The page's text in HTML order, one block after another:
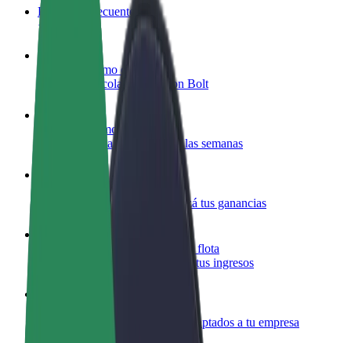
Preguntas frecuentes
Colaborar como conductor
Gana dinero colaborando con Bolt
Colaborar como repartidor
Repartí comida y cobrá todas las semanas
Añadir un restaurante o tienda
Llegá a más clientes y maximizá tus ganancias
Registrarse como propietario de flota
Añadí tu flota a Bolt y potenciá tus ingresos
Productos y servicios de Bolt adaptados a tu empresa